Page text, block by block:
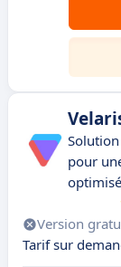
pour
Version
Tarif sur